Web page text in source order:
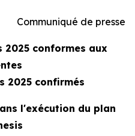
Communiqué de presse
2025 conformes aux
2025 confirmés
l'exécution du plan